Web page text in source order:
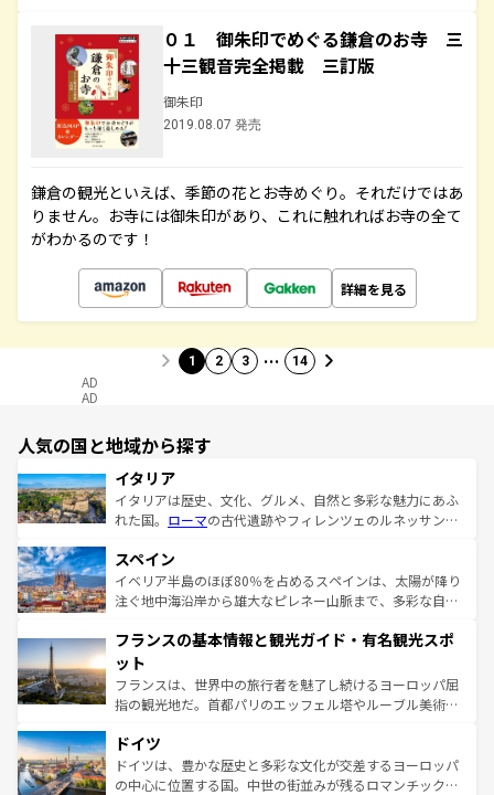
０１ 御朱印でめぐる鎌倉のお寺 三
十三観音完全掲載 三訂版
御朱印
2019.08.07 発売
鎌倉の観光といえば、季節の花とお寺めぐり。それだけではあ
りません。お寺には御朱印があり、これに触れればお寺の全て
がわかるのです！
詳細を見る
1 2 3 … 14
AD
AD
人気の国と地域から探す
イタリア
イタリアは歴史、文化、グルメ、自然と多彩な魅力にあふ
れた国。 ローマの古代遺跡やフィレンツェのルネッサンス
ろん、トスカーナの美しい田園風景やアマルフィ海岸の絶
景など、自然景観も見逃せない。観光の合間には、本場の
ピザやパスタなど、絶品のイタリア料理を堪能することも
ませてくれるイタリアで、忘れられない旅をしてみよう！
なお、新着のイタリア情報は
しい。
スペイン
イベリア半島のほぼ80％を占めるスペインは、太陽が降り
注ぐ地中海沿岸から雄大なピレネー山脈まで、多彩な自然
文化が根付くこの国では、情熱的なフラメンコ、熱気あふ
れる闘牛、そして美味しいタパスが生活の一部となってい
る。首都マドリードの洗練された雰囲気や、バルセロナの
アートに溢れた街角から、地方では古代ローマ遺跡や中世
せる。地方によって風土や気候が異なるスペインはその個
性で訪れる人を魅了する。 なお、新着のスペイン情報は コ
ンテンツ一覧を参照してほしい。
フランスの基本情報と観光ガイド・有名観光スポ
ット
フランスは、世界中の旅行者を魅了し続けるヨーロッパ屈
指の観光地だ。首都パリのエッフェル塔やルーブル美術館
で、幅広い魅力が詰まっている。華麗な宮殿、歴史的な大
聖堂、美しいビーチ、そして豊かな自然が、訪れる者を心
から魅了する。また、フランスは美食の国としても知ら
ドイツ
ドイツは、豊かな歴史と多彩な文化が交差するヨーロッパ
の中心に位置する国。中世の街並みが残るロマンチック街